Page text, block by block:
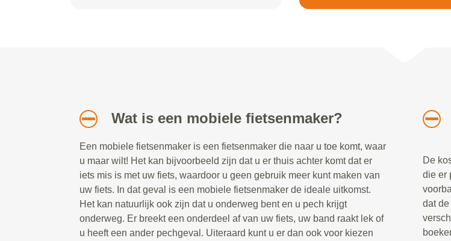
Wat is een mobiele fietsenmaker?
Een mobiele fietsenmaker is een fietsenmaker die naar u toe komt, waar
u maar wilt! Het kan bijvoorbeeld zijn dat u er thuis achter komt dat er
iets mis is met uw fiets, waardoor u geen gebruik meer kunt maken van
uw fiets. In dat geval is een mobiele fietsenmaker de ideale uitkomst.
Het kan natuurlijk ook zijn dat u onderweg bent en u pech krijgt
onderweg. Er breekt een onderdeel af van uw fiets, uw band raakt lek of
u heeft een ander pechgeval. Uiteraard kunt u er dan ook voor kiezen
De
die er
dat